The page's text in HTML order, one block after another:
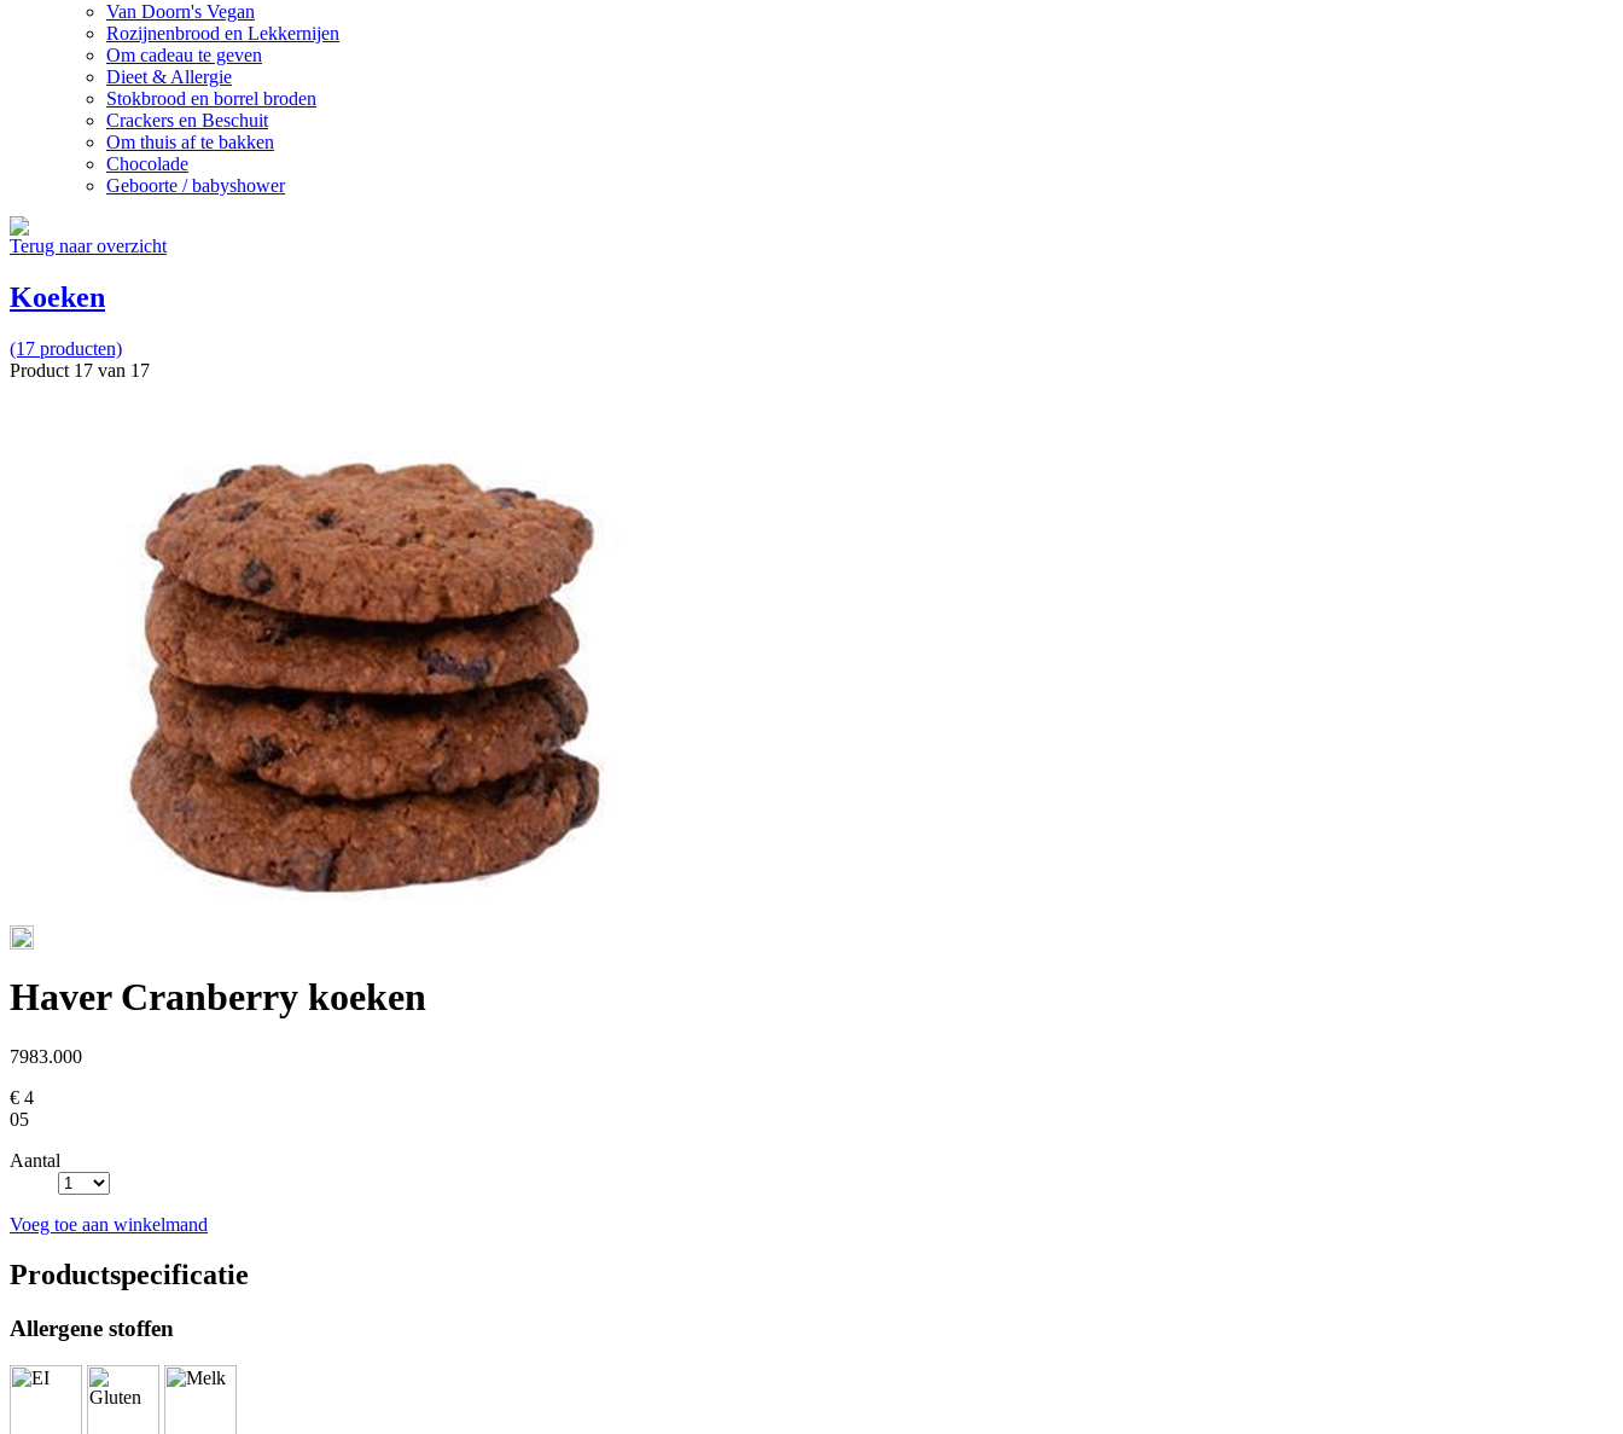
Van Doorn's Vegan
Rozijnenbrood en Lekkernijen
Om cadeau te geven
Dieet & Allergie
Stokbrood en borrel broden
Crackers en Beschuit
Om thuis af te bakken
Chocolade
Geboorte / babyshower
Terug naar overzicht
Koeken
(17 producten)
Product 17 van 17
Haver Cranberry koeken
7983.000
€ 4
05
Aantal
Voeg toe aan winkelmand
Productspecificatie
Allergene stoffen